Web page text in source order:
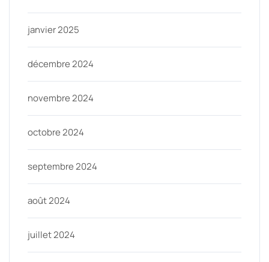
janvier 2025
décembre 2024
novembre 2024
octobre 2024
septembre 2024
août 2024
juillet 2024